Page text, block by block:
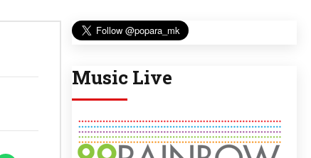
Music Live